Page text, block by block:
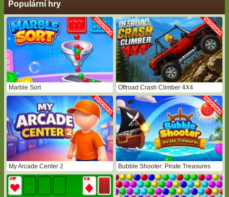
Populární hry
Marble Sort Offroad Crash Climber 4X4
My Arcade Center 2 Bubble Shooter: Pirate Treasures